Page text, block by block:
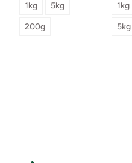
1kg 5kg
200g
1kg
5kg